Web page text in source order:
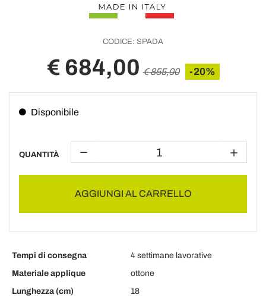
CODICE: SPADA
€ 684,00 € 855,00 -20%
Disponibile
QUANTITÀ
AGGIUNGI AL CARRELLO
Tempi di consegna
4 settimane lavorative
Materiale applique
ottone
Lunghezza (cm)
18